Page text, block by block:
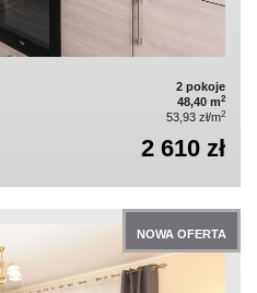
2 pokoje
48,40 m2
53,93 zł/m2
2 610 zł
NOWA OFERTA